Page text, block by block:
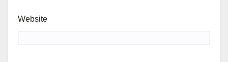
Website